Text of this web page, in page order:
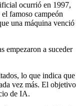
ocurrió en 1997,
famoso campeón
una máquina venció
empezaron a suceder
lo que indica que
vez más. El objetivo
de IA.